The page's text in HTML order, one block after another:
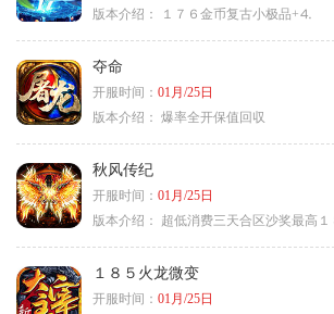
版本介绍：
１７６金币复古小极品+⒋
夺命
开服时间： 01月/25日
版本介绍： 爆率全开保值回収
秋风传纪
开服时间： 01月/25日
版本介绍：
超低消费三天合区沙奖最高１
１８５火龙微变
开服时间： 01月/25日